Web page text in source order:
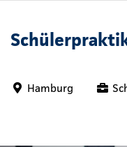
Hamburg